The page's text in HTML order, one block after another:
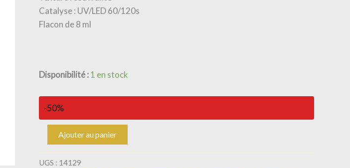
Catalyse : UV/LED 60/120s
Flacon de 8 ml
Disponibilité :1 en stock
-50%
Ajouter au panier
UGS : 14129